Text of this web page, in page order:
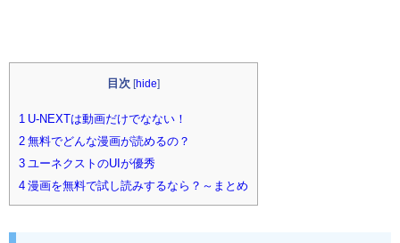
目次 hide
1 U-NEXTは動画だけでなない！
2 無料でどんな漫画が読めるの？
3 ユーネクストのUIが優秀
4 漫画を無料で試し読みするなら？～まとめ